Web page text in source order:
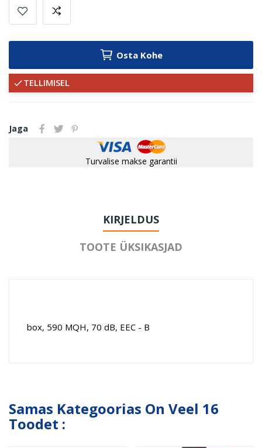
Osta Kohe
TELLIMISEL
Jaga
Turvalise makse garantii
KIRJELDUS
TOOTE ÜKSIKASJAD
box, 590 MQH, 70 dB, EEC - B
Samas Kategoorias On Veel 16
Toodet :